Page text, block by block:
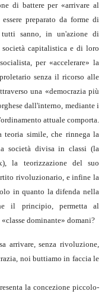
di battere per «arrivare al
preparato da forme di
tutti sanno, in un'azione di
capitalistica e di loro
per «accelerare» la
senza il ricorso alle
una «democrazia più
dall'interno, mediante i
attuale comporta.
teoria simile, che rinnega la
società divisa in classi (la
la teorizzazione del suo
rivoluzionario, e infine la
in quanto la difenda nella
il principio, permetta al
dominante» domani?
arrivare, senza rivoluzione,
noi buttiamo in faccia le
la concezione piccolo-